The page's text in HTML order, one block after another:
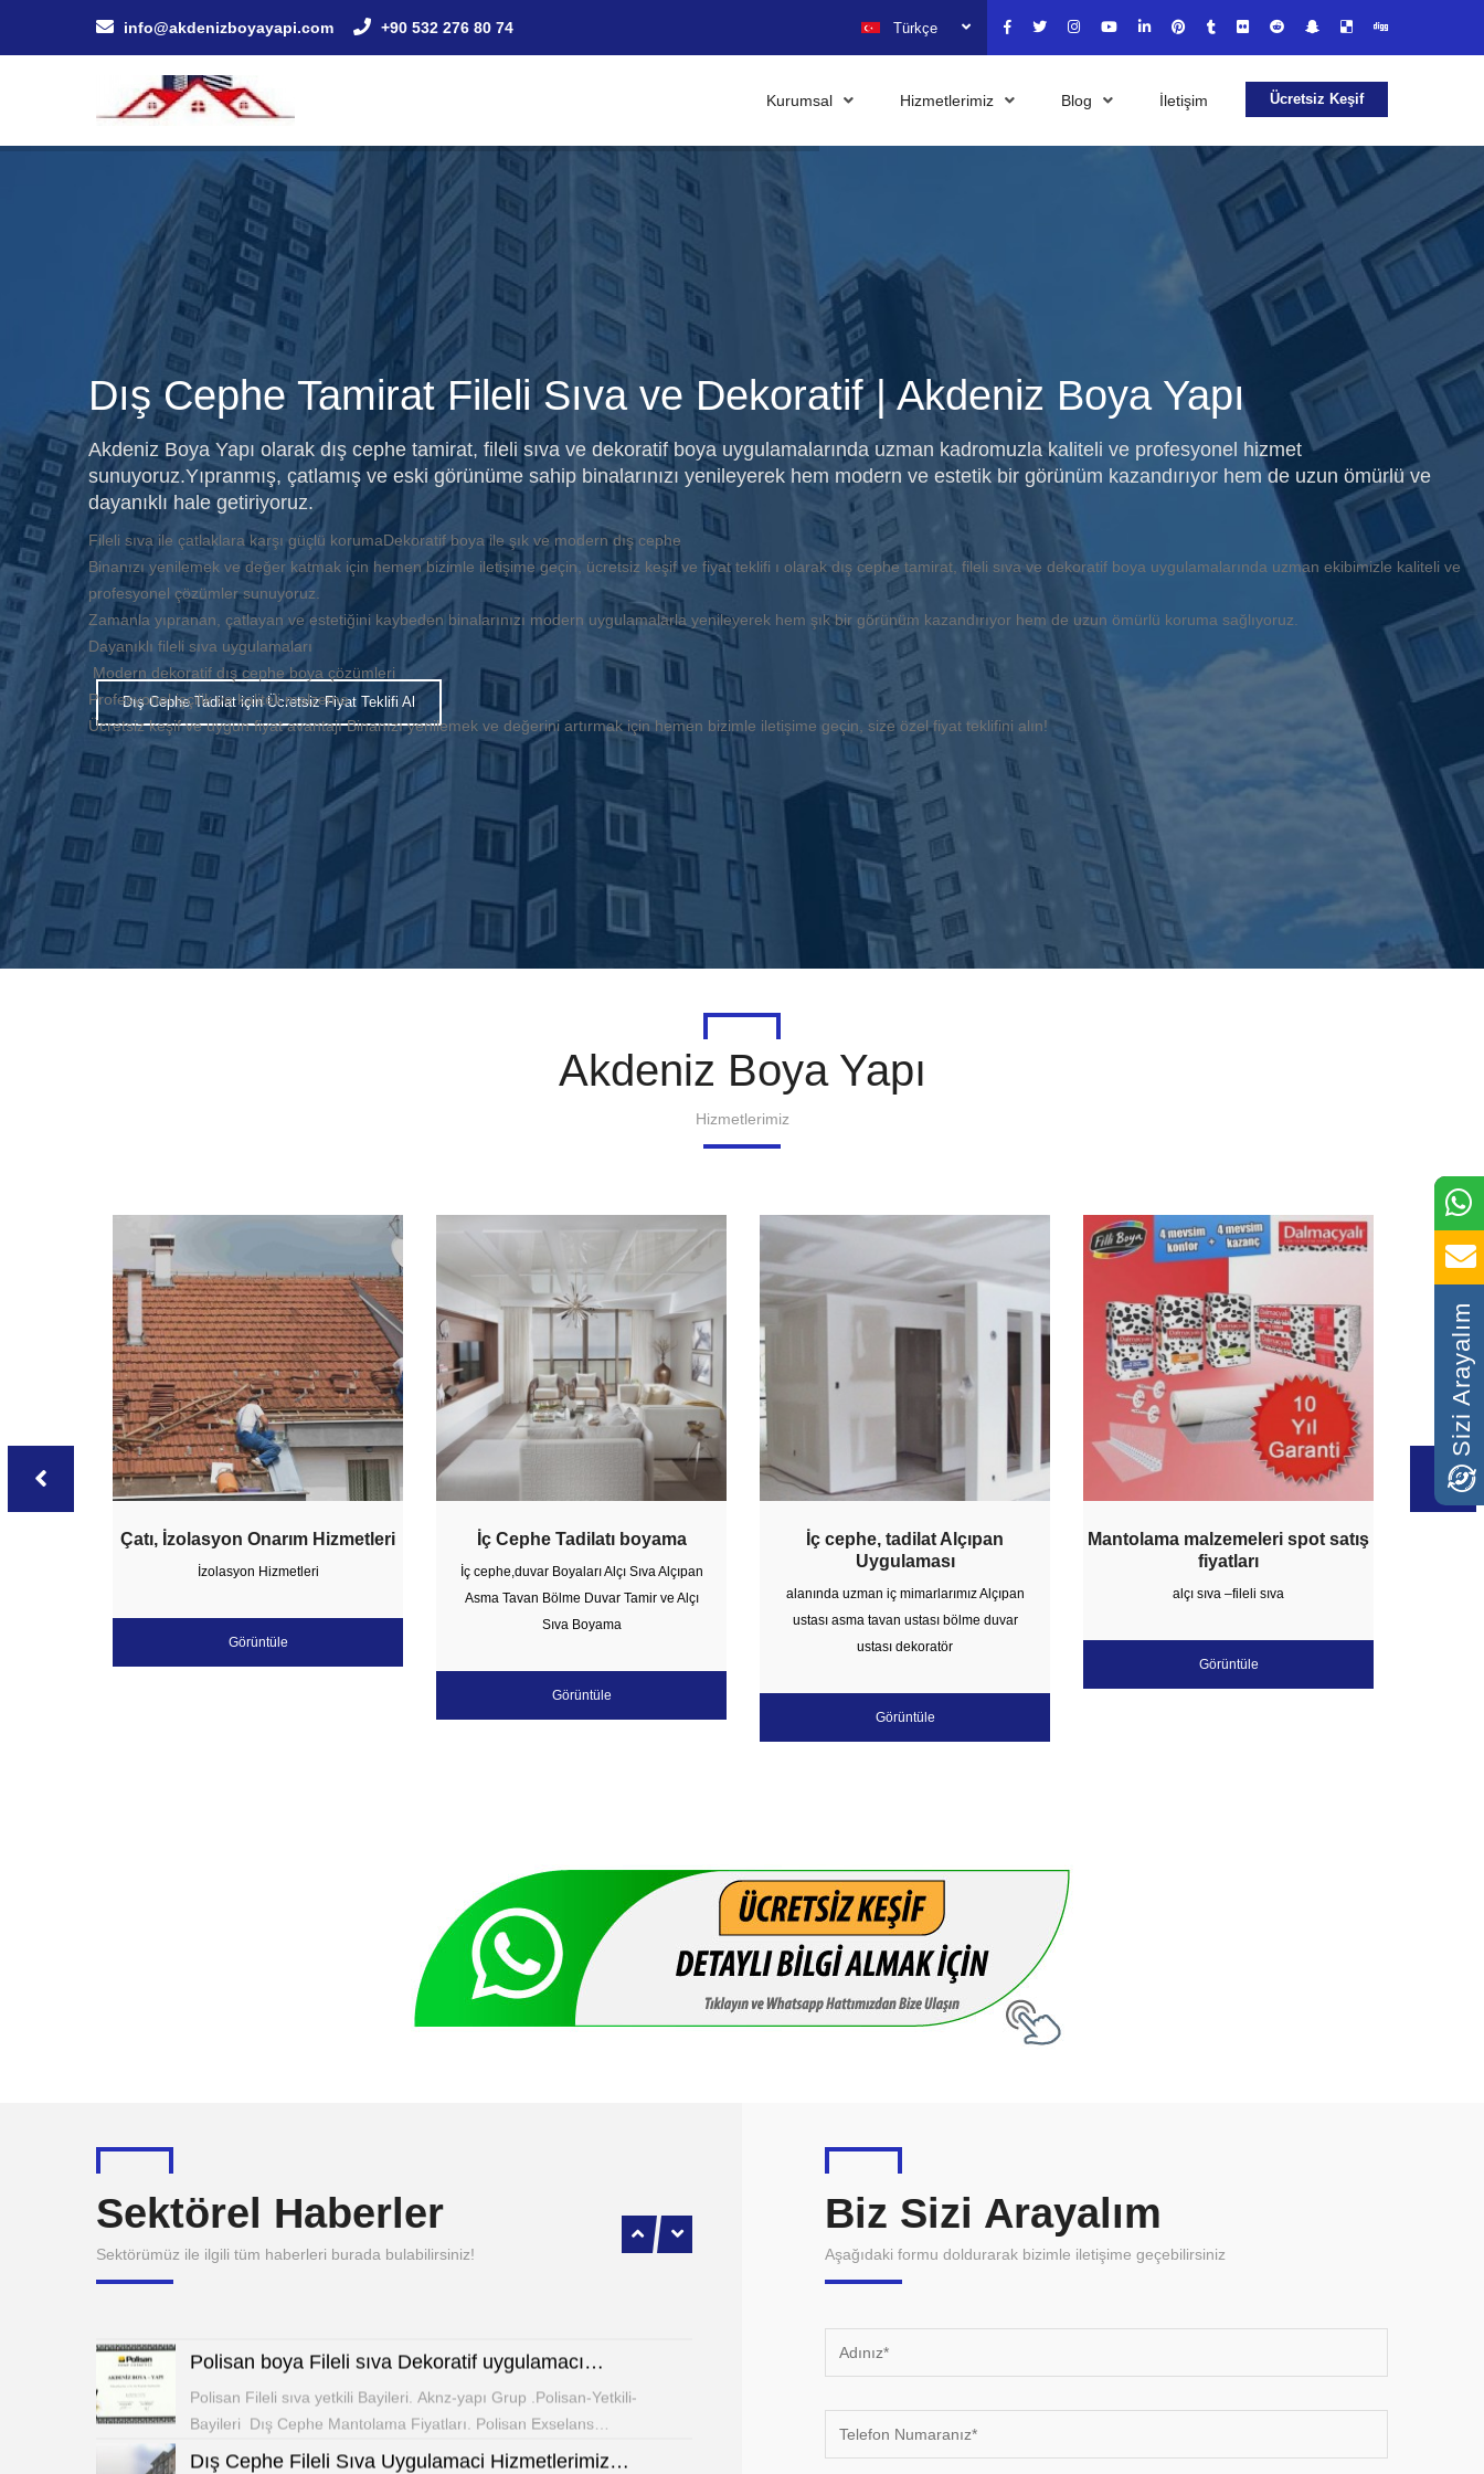
info@akdenizboyayapi.com +90 532 276 80 74 Türkçe
Ücretsiz Keşif
Kurumsal Hizmetlerimiz Blog İletişim
Dış Cephe Tamirat Fileli Sıva ve Dekoratif | Akdeniz Boya Yapı
Akdeniz Boya Yapı olarak dış cephe tamirat, fileli sıva ve dekoratif boya uygulamalarında uzman kadromuzla kaliteli ve profesyonel hizmet
sunuyoruz.Yıpranmış, çatlamış ve eski görünüme sahip binalarınızı yenileyerek hem modern ve estetik bir görünüm kazandırıyor hem de uzun ömürlü ve
dayanıklı hale getiriyoruz.
Fileli sıva ile çatlaklara karşı güçlü korumaDekoratif boya ile şık ve modern dış cephe
Binanızı yenilemek ve değer katmak için hemen bizimle iletişime geçin, ücretsiz keşif ve fiyat teklifi ı olarak dış cephe tamirat, fileli sıva ve dekoratif boya uygulamalarında uzman ekibimizle kaliteli ve
profesyonel çözümler sunuyoruz.
Zamanla yıpranan, çatlayan ve estetiğini kaybeden binalarınızı modern uygulamalarla yenileyerek hem şık bir görünüm kazandırıyor hem de uzun ömürlü koruma sağlıyoruz.
Dayanıklı fileli sıva uygulamaları
Modern dekoratif dış cephe boya çözümleri
Profesyonel işçilik ve kaliteli malzeme
Ücretsiz keşif ve uygun fiyat avantajı Binanızı yenilemek ve değerini artırmak için hemen bizimle iletişime geçin, size özel fiyat teklifini alın!
Dış Cephe Tadilat için Ücretsiz Fiyat Teklifi Al
Akdeniz Boya Yapı
Hizmetlerimiz
Çatı, İzolasyon Onarım Hizmetleri
İzolasyon Hizmetleri
Görüntüle
İç Cephe Tadilatı boyama
İç cephe,duvar Boyaları Alçı Sıva Alçıpan
Asma Tavan Bölme Duvar Tamir ve Alçı
Sıva Boyama
Görüntüle
İç cephe, tadilat Alçıpan
Uygulaması
alanında uzman iç mimarlarımız Alçıpan
ustası asma tavan ustası bölme duvar
ustası dekoratör
Görüntüle
Mantolama malzemeleri spot satış
fiyatları
alçı sıva –fileli sıva
Görüntüle
Sektörel Haberler
Sektörümüz ile ilgili tüm haberleri burada bulabilirsiniz!
Akdeniz Boya Yapı – İstanbul Polisan Boya Bayisi & Mantolama
HizmetleriAkdeniz Boya Yapı, İstanbul’da Polisan Boya bayisi…
Dış Cephe, Boya Mağazası Bayileri İstanbul
Polisan boya Fileli sıva Dekoratif uygulamacı…
Polisan Fileli sıva yetkili Bayileri. Aknz-yapı Grup .Polisan-Yetkili-
Bayileri Dış Cephe Mantolama Fiyatları. Polisan Exselans…
Dış Cephe Fileli Sıva Uygulamaci Hizmetlerimiz…
Biz Sizi Arayalım
Aşağıdaki formu doldurarak bizimle iletişime geçebilirsiniz
Sizi Arayalım